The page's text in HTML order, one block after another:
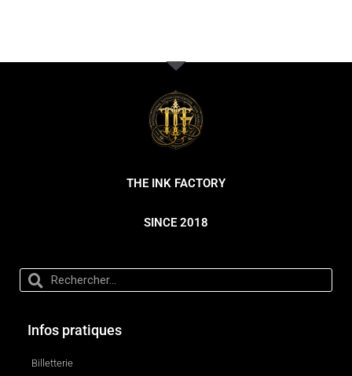
THE INK FACTORY
SINCE 2018
Infos pratiques
Billetterie